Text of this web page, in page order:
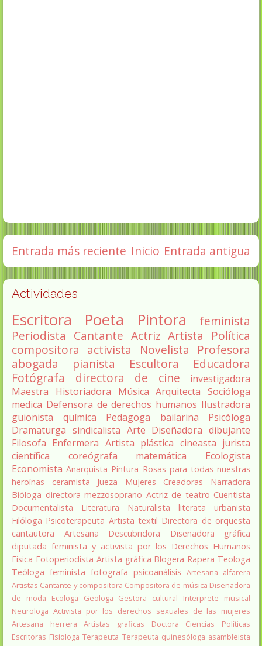
Entrada más reciente Entrada antigua
Inicio
Actividades
Escritora Poeta Pintora
feminista
Periodista Cantante Actriz Artista
Política
compositora activista Novelista
Profesora
abogada
pianista Escultora
Educadora
Fotógrafa
directora de cine
investigadora
Maestra
Historiadora Música Arquitecta Socióloga
medica Defensora de derechos humanos Ilustradora
guionista
química Pedagoga bailarina
Psicóloga
Dramaturga sindicalista Arte Diseñadora dibujante
Filosofa Enfermera Artista plástica cineasta jurista
científica
coreógrafa matemática
Ecologista
Economista Anarquista Pintura Rosas para todas nuestras
heroínas
ceramista Jueza Mujeres Creadoras
Narradora
Bióloga directora mezzosoprano Actriz de teatro Cuentista
Documentalista
Literatura Naturalista literata
urbanista
Filóloga Psicoterapeuta Artista textil Directora de orquesta
cantautora
Artesana Descubridora
Diseñadora gráfica
diputada feminista y activista por los Derechos Humanos
Fisica Fotoperiodista Artista gráfica Blogera Rapera Teologa
Teóloga feminista fotografa psicoanálisis Artesana alfarera
Artistas Cantante y compositora Compositora de música Diseñadora
de moda
Ecologa Geologa Gestora cultural
Interprete musical
Neurologa Activista por los derechos sexuales de las mujeres
Artesana herrera
Artistas graficas
Doctora Ciencias Políticas
Escritoras Fisiologa Terapeuta Terapeuta quinesóloga asambleista